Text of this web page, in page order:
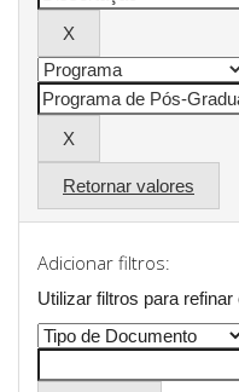
Retornar valores
Adicionar filtros:
Utilizar filtros para